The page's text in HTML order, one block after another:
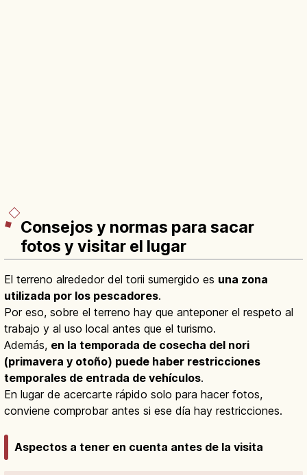
Consejos y normas para sacar
fotos y visitar el lugar
El terreno alrededor del torii sumergido es una zona
utilizada por los pescadores.
Por eso, sobre el terreno hay que anteponer el respeto al
trabajo y al uso local antes que el turismo.
Además, en la temporada de cosecha del nori
(primavera y otoño) puede haber restricciones
temporales de entrada de vehículos.
En lugar de acercarte rápido solo para hacer fotos,
conviene comprobar antes si ese día hay restricciones.
Aspectos a tener en cuenta antes de la visita